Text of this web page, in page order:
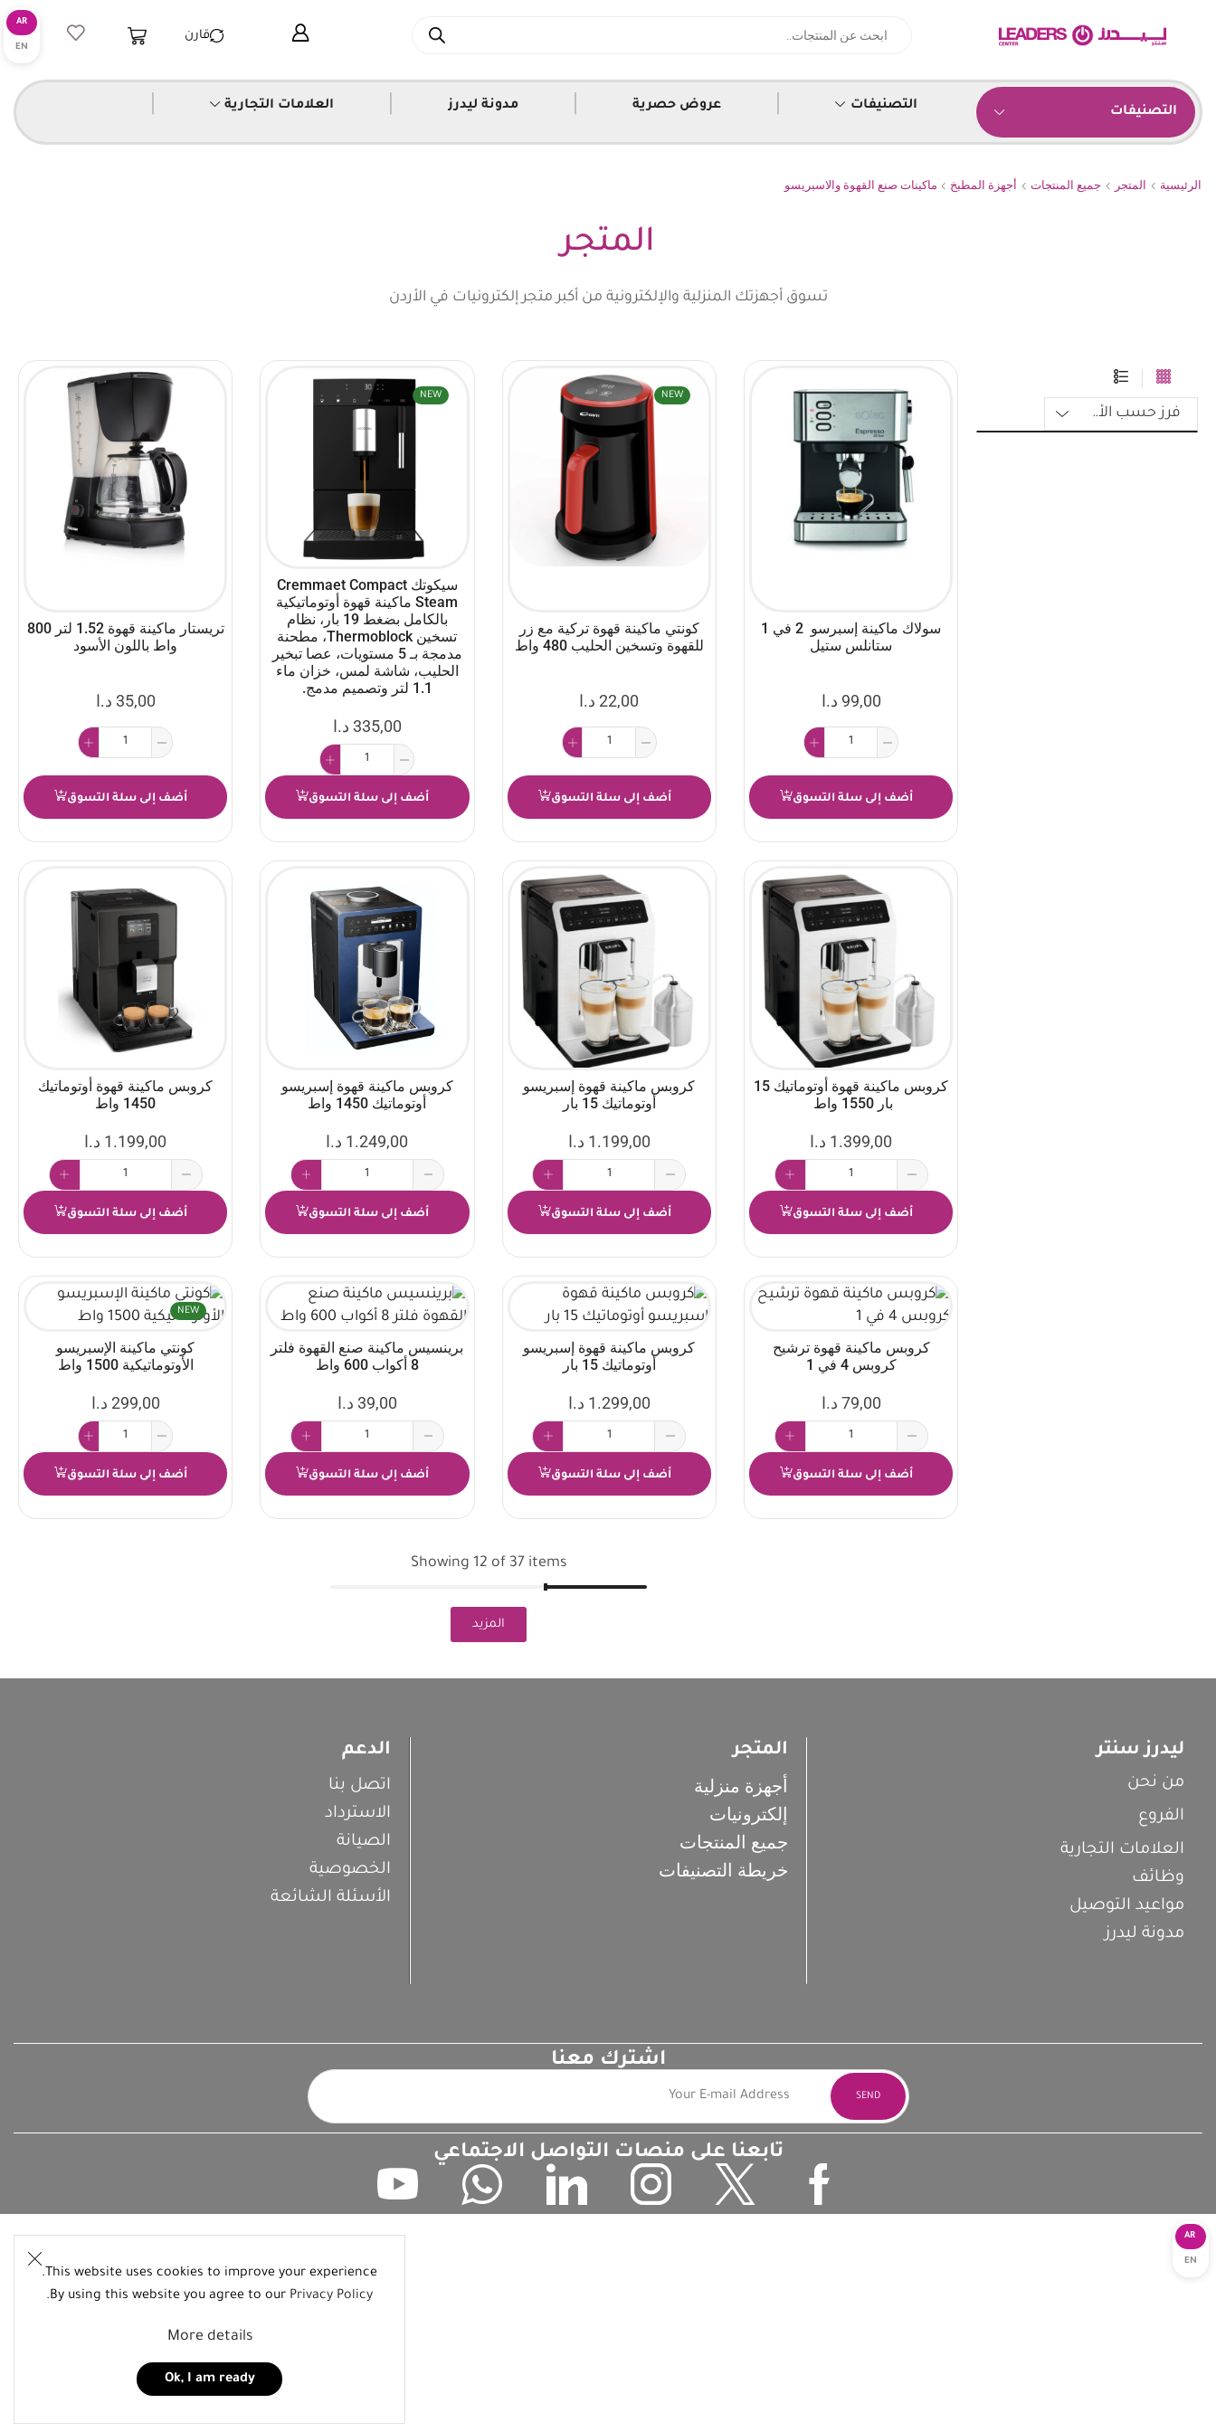
قارن
التصنيفات التصنيفات عروض حصرية مدونة ليدرز العلامات التجارية
الرئيسية المتجر جميع المنتجات أجهزة المطبخ ماكينات صنع القهوة والاسبريسو
المتجر
تسوق أجهزتك المنزلية والإلكترونية من أكبر متجر إلكترونيات في الأردن
سولاك ماكينة إسبرسو 2 في 1
ستانلس ستيل
99,00 د.ا
أضف إلى سلة التسوق
NEW
كونتي ماكينة قهوة تركية مع زر
للقهوة وتسخين الحليب 480 واط
22,00 د.ا
أضف إلى سلة التسوق
NEW
سيكوتك Cremmaet Compact
Steam ماكينة قهوة أوتوماتيكية
بالكامل بضغط 19 بار، نظام
تسخين Thermoblock، مطحنة
مدمجة بـ 5 مستويات، عصا تبخير
الحليب، شاشة لمس، خزان ماء
1.1 لتر وتصميم مدمج.
335,00 د.ا
أضف إلى سلة التسوق
تريستار ماكينة قهوة 1.52 لتر 800
واط باللون الأسود
35,00 د.ا
أضف إلى سلة التسوق
كروبس ماكينة قهوة أوتوماتيك 15
بار 1550 واط
1.399,00 د.ا
أضف إلى سلة التسوق
كروبس ماكينة قهوة إسبريسو
أوتوماتيك 15 بار
1.199,00 د.ا
أضف إلى سلة التسوق
كروبس ماكينة قهوة إسبريسو
أوتوماتيك 1450 واط
1.249,00 د.ا
أضف إلى سلة التسوق
كروبس ماكينة قهوة أوتوماتيك
1450 واط
1.199,00 د.ا
أضف إلى سلة التسوق
كروبس ماكينة قهوة ترشيح
كروبس 4 في 1
79,00 د.ا
أضف إلى سلة التسوق
كروبس ماكينة قهوة إسبريسو
أوتوماتيك 15 بار
1.299,00 د.ا
أضف إلى سلة التسوق
برينسيس ماكينة صنع القهوة فلتر
8 أكواب 600 واط
39,00 د.ا
أضف إلى سلة التسوق
NEW
كونتي ماكينة الإسبريسو
الأوتوماتيكية 1500 واط
299,00 د.ا
أضف إلى سلة التسوق
Showing 12 of 37 items
المزيد
This website uses cookies to improve your experience.
By using this website you agree to our Privacy Policy
.
More details
Ok, I am ready
ليدرز سنتر
من نحن
الفروع
العلامات التجارية
وظائف
مواعيد التوصيل
مدونة ليدرز
المتجر
أجهزة منزلية
إلكترونيات
جميع المنتجات
خريطة التصنيفات
الدعم
اتصل بنا
الاسترداد
الصيانة
الخصوصية
الأسئلة الشائعة
اشترك معنا
تابعنا على منصات التواصل الاجتماعي